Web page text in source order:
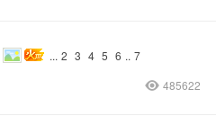
... 2 3 4 5 6 .. 7
485622